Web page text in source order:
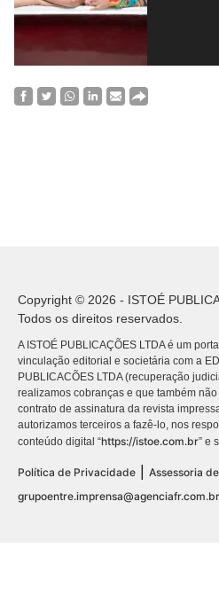
Copyright © 2026 - ISTOÉ
Todos os direitos reservados.
A ISTOÉ PUBLICAÇÕES LTDA é um
vinculação editorial e societária com a
PUBLICACÕES LTDA (recuperação
realizamos cobranças e que também
contrato de assinatura da revista
autorizamos terceiros a fazê-lo, nos
conteúdo digital “https://istoe.com.br” e
Política de Privacidade
Assessoria
grupoentre.imprensa@agenciafr.com.br